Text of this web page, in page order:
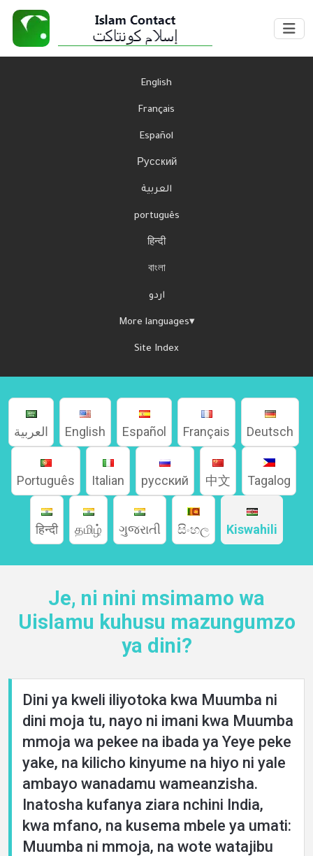
Home
About
Languages
English
Français
Español
Русский
العربية
português
हिन्दी
বাংলা
اردو
More languages▾
Site Index
العربية English Español Français Deutsch
Português Italian русский 中文 Tagalog
हिन्दी தமிழ் ગુજરાતી සිංහල Kiswahili
Je, ni nini msimamo wa
Uislamu kuhusu mazungumzo
ya dini?
Dini ya kweli iliyotoka kwa Muumba ni
dini moja tu, nayo ni imani kwa Muumba
mmoja wa pekee na ibada ya Yeye peke
yake, na kilicho kinyume na hiyo ni yale
ambayo wanadamu wameanzisha.
Inatosha kufanya ziara nchini India,
kwa mfano, na kusema mbele ya umati:
Muumba ni mmoja, na wote watajibu